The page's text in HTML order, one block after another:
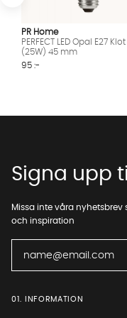
PR Home
PERFECT LED Opal E27
(25W) 45 mm
95 :-
Signa upp
Missa inte våra
och inspiration
01. INFORMATION